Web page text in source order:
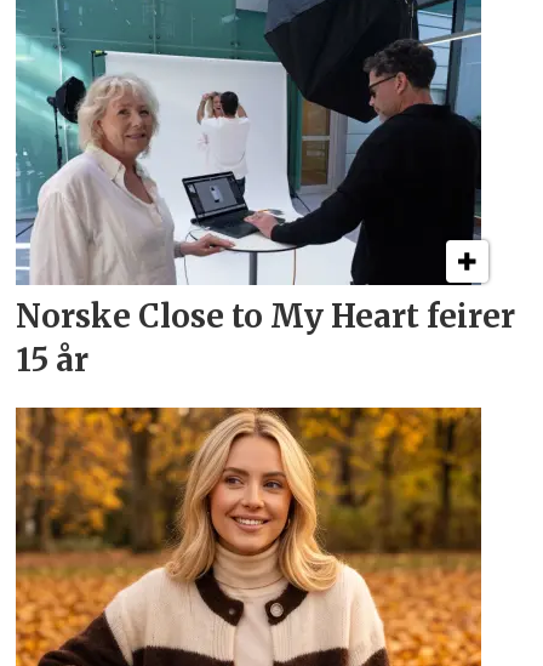
Norske Close to My Heart feirer
15 år